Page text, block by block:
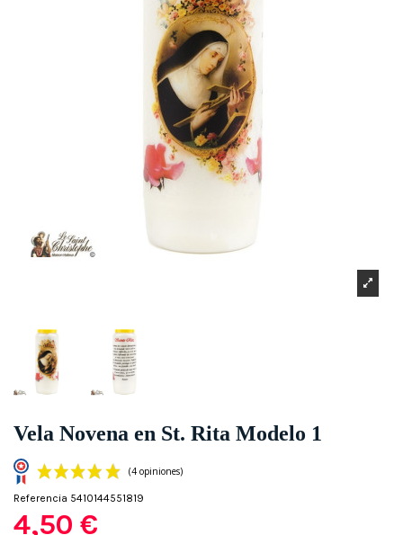
Vela Novena en St. Rita Modelo 1
Referencia 5410144551819
4,50 €